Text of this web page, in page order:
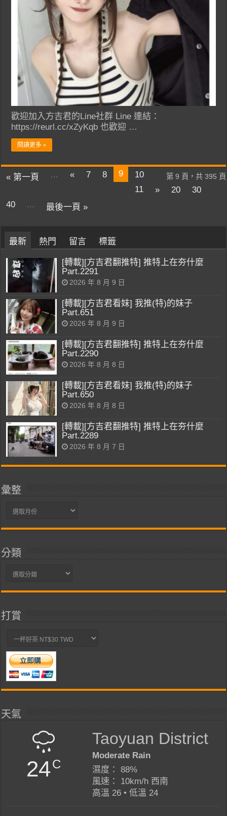
歡迎加入方吉君的Line社群 Line 連結：
https://reurl.cc/xZyKqb 也歡迎 …
閱讀更多 »
第 9 頁，共 395 頁
« 第一頁 ... « 7 8 9
10
11
» 20
30
40
... 最後一頁 »
最新 熱門 留言 標籤
[轉載][方吉君翻推特] 推特上在夯什麼
Part.2291
2026 年 8 月 9 日
[轉載][方吉君看妹] 我推(特)的妹子
Part.651
2026 年 8 月 9 日
[轉載][方吉君翻推特] 推特上在夯什麼
Part.2290
2026 年 8 月 8 日
[轉載][方吉君看妹] 我推(特)的妹子
Part.650
2026 年 8 月 8 日
[轉載][方吉君翻推特] 推特上在夯什麼
Part.2289
2026 年 8 月 7 日
彙整
彙
分類
分
打賞
天氣
24C
Taoyuan District
Moderate Rain
濕度： 88%
風速： 10km/h 西南
高溫 26 • 低溫 24